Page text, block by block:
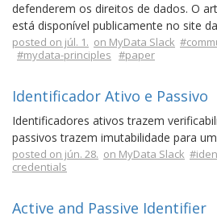
defenderem os direitos de dados. O
está disponível publicamente no site
posted on júl. 1. on MyData Slack
#mydata-principles #paper
Identificador Ativo e Passivo
Identificadores ativos trazem
passivos trazem imutabilidade para
posted on jún. 28. on MyData Slack
credentials
Active and Passive Identifier